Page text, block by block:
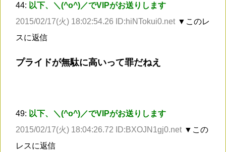
44: 以下、＼(^o^)／でVIPがお送りします
2015/02/17(火) 18:02:54.26 ID:hiNTokui0.net ▼このレ
スに返信
プライドが無駄に高いって罪だねえ
49: 以下、＼(^o^)／でVIPがお送りします
2015/02/17(火) 18:04:26.72 ID:BXOJN1gj0.net ▼この
レスに返信